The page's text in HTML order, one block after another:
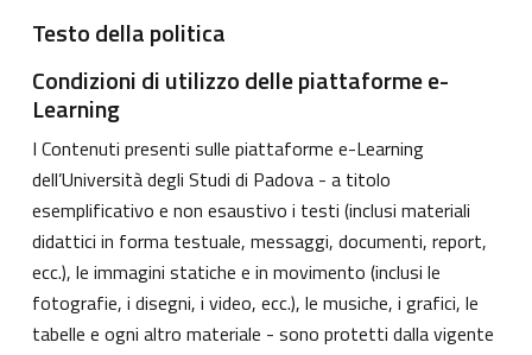
Testo della politica
Condizioni di utilizzo delle piattaforme e-
Learning
I Contenuti presenti sulle piattaforme e-Learning
dell’Università degli Studi di Padova - a titolo
esemplificativo e non esaustivo i testi (inclusi materiali
didattici in forma testuale, messaggi, documenti, report,
ecc.), le immagini statiche e in movimento (inclusi le
fotografie, i disegni, i video, ecc.), le musiche, i grafici, le
tabelle e ogni altro materiale - sono protetti dalla vigente